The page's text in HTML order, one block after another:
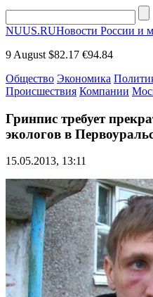
NUUS.RUНовости России и
9 August $82.17 €94.84
Общество Экономика
Происшествия Компании
Гринпис требует
экологов в
15.05.2013, 13:11